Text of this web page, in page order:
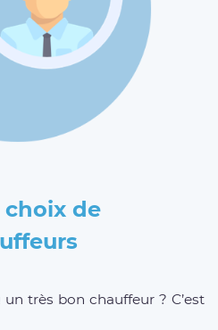
choix de
très bon chauffeur ? C’est